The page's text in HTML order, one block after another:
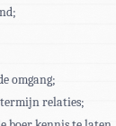
omgang;
relaties;